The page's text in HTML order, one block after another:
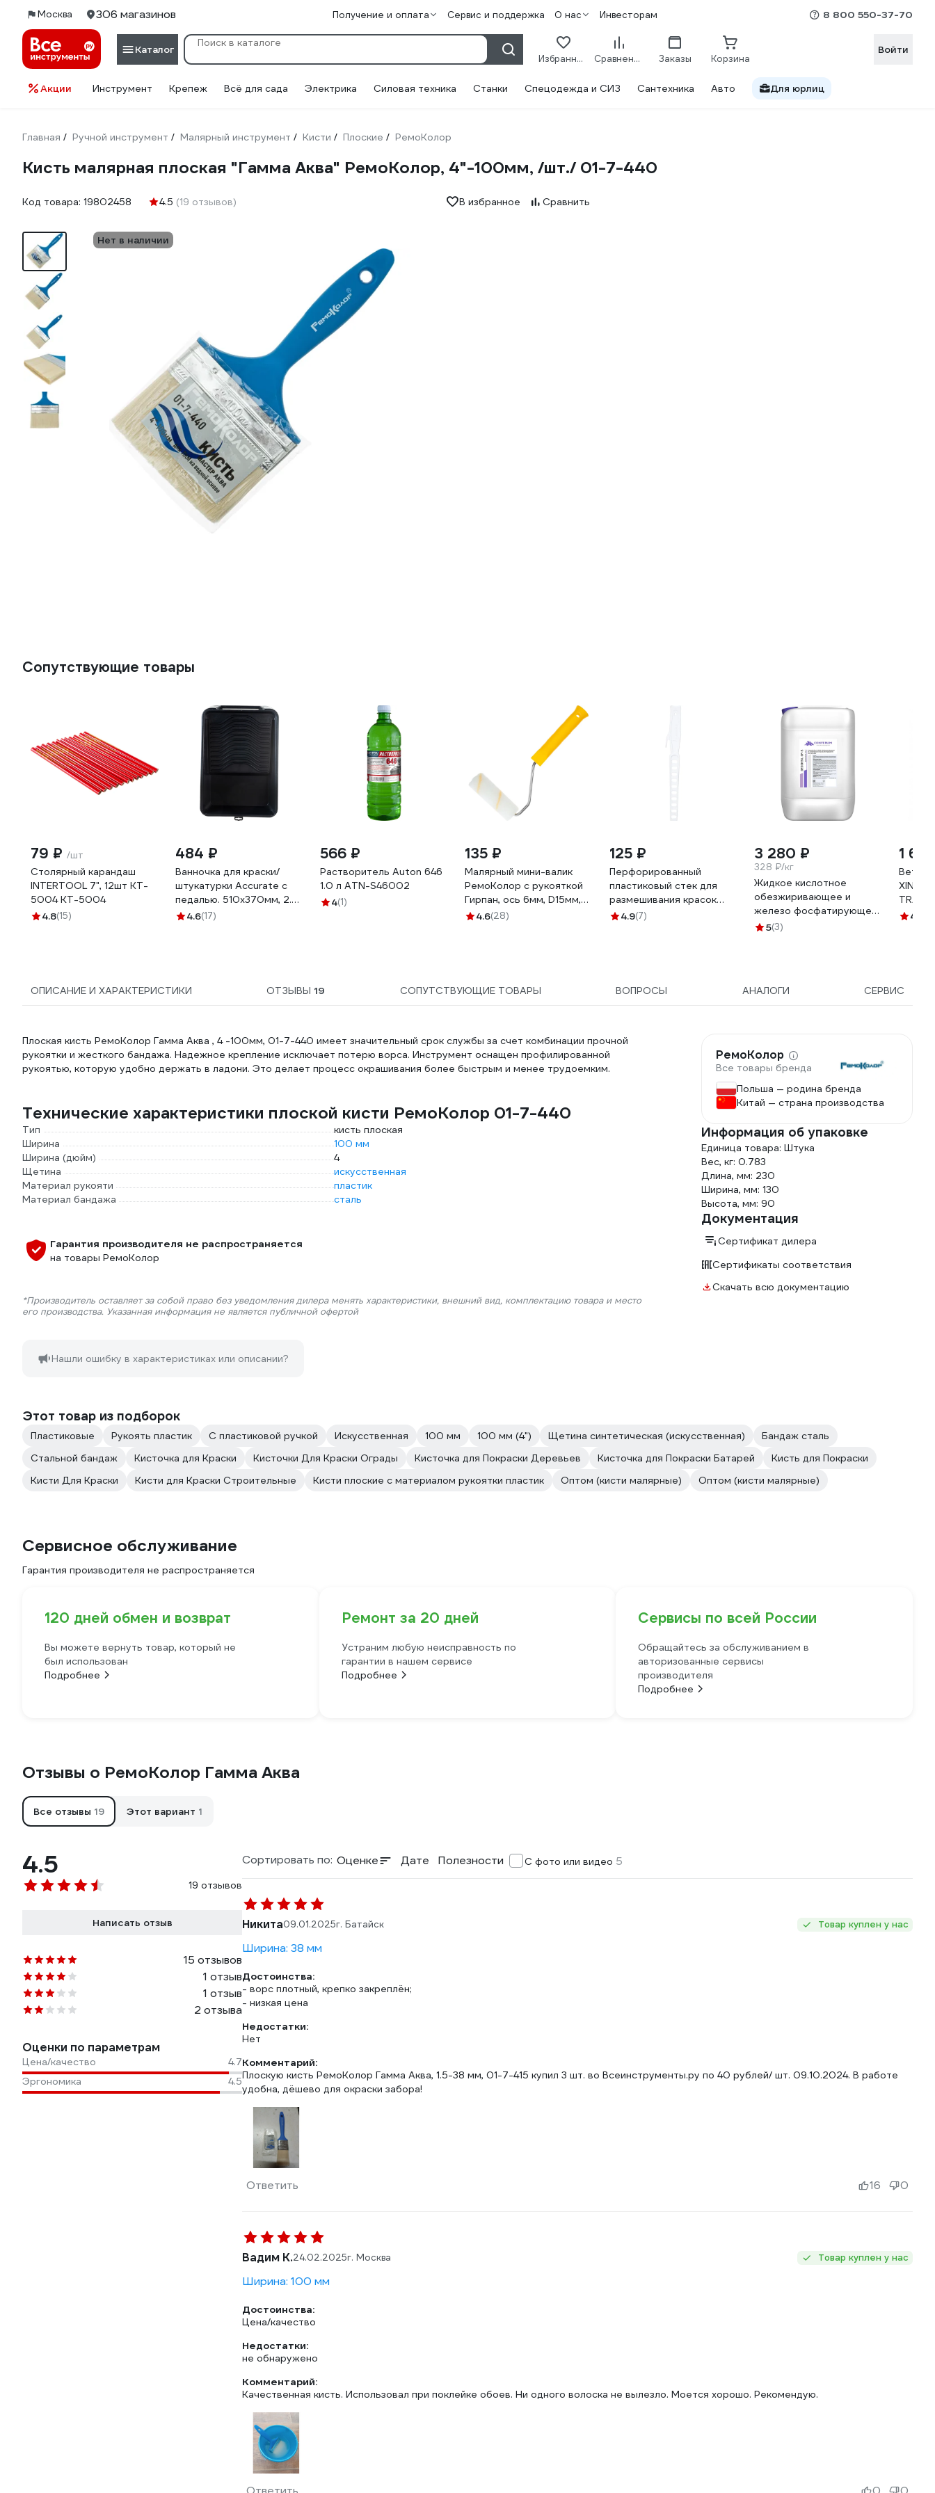
Москва 306 магазинов Получение и оплата Сервис и поддержка О нас Инвесторам 8 800 550-37-70
Каталог
Избранное Сравнение Заказы Корзина
Войти
Акции Инструмент Крепеж Всё для сада Электрика Силовая техника Станки Спецодежда и СИЗ Сантехника Авто Для юрлиц
Главная / Ручной инструмент / Малярный инструмент / Кисти / Плоские / РемоКолор
Кисть малярная плоская "Гамма Аква" РемоКолор, 4"-100мм, /шт./ 01-7-440
Код товара: 19802458 4.5 (19 отзывов) В избранное Сравнить
Нет в наличии
Сопутствующие товары
79 ₽ /шт
Столярный карандаш
INTERTOOL 7", 12шт KT-
5004 KT-5004
4.8(15)
484 ₽
Ванночка для краски/
штукатурки Accurate с
педалью. 510х370мм, 2.5л
Ван 51*37
4.6(17)
566 ₽
Растворитель Auton 646
1.0 л ATN-S46002
4(1)
135 ₽
Малярный мини-валик
РемоКолор с рукояткой
Гирпан, ось 6мм, D15мм,
100мм, 06-4-521
4.6(28)
125 ₽
Перфорированный
пластиковый стек для
размешивания красок
DEKOR 33 см 1391
4.9(7)
3 280 ₽
328 ₽/кг
Жидкое кислотное
обезжиривающее и
железо фосфатирующее
средство КОНФЕРУМ
5(3)
1
4.3
ОПИСАНИЕ И ХАРАКТЕРИСТИКИ ОТЗЫВЫ 19 СОПУТСТВУЮЩИЕ ТОВАРЫ ВОПРОСЫ АНАЛОГИ СЕРВИС
Плоская кисть РемоКолор Гамма Аква , 4 -100мм, 01-7-440 имеет значительный срок службы за счет комбинации прочной
рукоятки и жесткого бандажа. Надежное крепление исключает потерю ворса. Инструмент оснащен профилированной
рукоятью, которую удобно держать в ладони. Это делает процесс окрашивания более быстрым и менее трудоемким.
Технические характеристики плоской кисти РемоКолор 01-7-440
Тип
кисть плоская
Ширина
100 мм
Ширина (дюйм)
4
Щетина
искусственная
Материал рукояти
пластик
Материал бандажа
сталь
Гарантия производителя не распространяется
на товары РемоКолор
*Производитель оставляет за собой право без уведомления дилера менять характеристики, внешний вид, комплектацию товара и место
его производства. Указанная информация не является публичной офертой
Нашли ошибку в характеристиках или описании?
РемоКолор
Все товары бренда
Польша — родина бренда
Китай — страна производства
Информация об упаковке
Единица товара: Штука
Вес, кг: 0.783
Длина, мм: 230
Ширина, мм: 130
Высота, мм: 90
Документация
Сертификат дилера
Сертификаты соответствия
Скачать всю документацию
Этот товар из подборок
Пластиковые Рукоять пластик С пластиковой ручкой Искусственная 100 мм 100 мм (4") Щетина синтетическая (искусственная)
Бандаж сталь
Стальной бандаж
Кисточка для Краски Кисточки Для Краски Ограды Кисточка для Покраски Деревьев Кисточка для Покраски Батарей
Кисть для Покраски
Кисти Для Краски
Кисти для Краски Строительные Кисти плоские с материалом рукоятки пластик Оптом (кисти малярные) Оптом (кисти малярные)
Сервисное обслуживание
Гарантия производителя не распространяется
120 дней обмен и возврат
Вы можете вернуть товар, который не
был использован
Подробнее
Ремонт за 20 дней
Устраним любую неисправность по
гарантии в нашем сервисе
Подробнее
Сервисы по всей России
Обращайтесь за обслуживанием в
авторизованные сервисы
производителя
Подробнее
Отзывы о РемоКолор Гамма Аква
Все отзывы 19 Этот вариант 1
4.5
19 отзывов
Написать отзыв
15 отзывов
1 отзыв
1 отзыв
2 отзыва
Оценки по параметрам
Цена/качество
4.7
Эргономика
4.5
Сортировать по: Оценке Дате Полезности С фото или видео 5
Никита09.01.2025г. Батайск Товар куплен у нас
Ширина: 38 мм
Достоинства:
- ворс плотный, крепко закреплён;
- низкая цена
Недостатки:
Нет
Комментарий:
Плоскую кисть РемоКолор Гамма Аква, 1.5-38 мм, 01-7-415 купил 3 шт. во Всеинструменты.ру по 40 рублей/ шт. 09.10.2024. В работе
удобна, дёшево для окраски забора!
Ответить 16 0
Вадим К.24.02.2025г. Москва Товар куплен у нас
Ширина: 100 мм
Достоинства:
Цена/качество
Недостатки:
не обнаружено
Комментарий:
Качественная кисть. Использовал при поклейке обоев. Ни одного волоска не вылезло. Моется хорошо. Рекомендую.